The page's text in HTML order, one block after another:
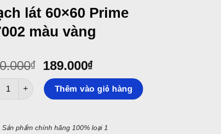
lát 60×60 Prime
màu vàng
₫ 189.000₫
lát 60x60 Prime 17002 màu vàng số lượng
Thêm vào giỏ hàng
Sản phẩm chính hãng 100% loại 1